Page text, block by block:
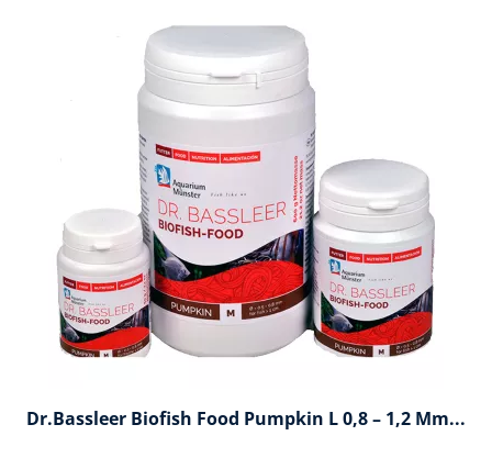
Dr.Bassleer Biofish Food Pumpkin L 0,8 – 1,2 Mm...